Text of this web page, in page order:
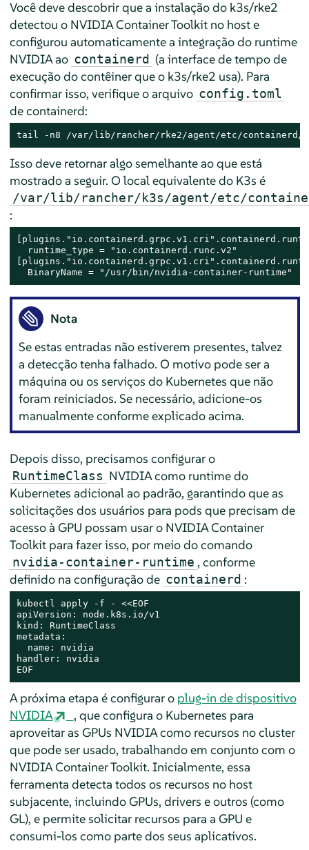
Você deve descobrir que a instalação do k3s/rke2
detectou o NVIDIA Container Toolkit no host e
configurou automaticamente a integração do runtime
NVIDIA ao containerd (a interface de tempo de
execução do contêiner que o k3s/rke2 usa). Para
confirmar isso, verifique o arquivo config.toml
de containerd:
tail -n8 /var/lib/rancher/rke2/agent/etc/containerd/
Isso deve retornar algo semelhante ao que está
mostrado a seguir. O local equivalente do K3s é
/var/lib/rancher/k3s/agent/etc/
:
  runtime_type = "io.containerd.runc.v2"
  BinaryName = "/usr/bin/nvidia-container-runtime"
Nota
Se estas entradas não estiverem presentes, talvez
a detecção tenha falhado. O motivo pode ser a
máquina ou os serviços do Kubernetes que não
foram reiniciados. Se necessário, adicione-os
manualmente conforme explicado acima.
Depois disso, precisamos configurar o
RuntimeClass NVIDIA como runtime do
Kubernetes adicional ao padrão, garantindo que as
solicitações dos usuários para pods que precisam de
acesso à GPU possam usar o NVIDIA Container
Toolkit para fazer isso, por meio do comando
nvidia-container-runtime , conforme
definido na configuração de containerd :
kubectl apply -f - <<EOF
apiVersion: node.k8s.io/v1
kind: RuntimeClass
metadata:
  name: nvidia
handler: nvidia
EOF
A próxima etapa é configurar o plug-in de dispositivo
NVIDIA
, que configura o Kubernetes para
aproveitar as GPUs NVIDIA como recursos no cluster
que pode ser usado, trabalhando em conjunto com o
NVIDIA Container Toolkit. Inicialmente, essa
ferramenta detecta todos os recursos no host
subjacente, incluindo GPUs, drivers e outros (como
GL), e permite solicitar recursos para a GPU e
consumi-los como parte dos seus aplicativos.